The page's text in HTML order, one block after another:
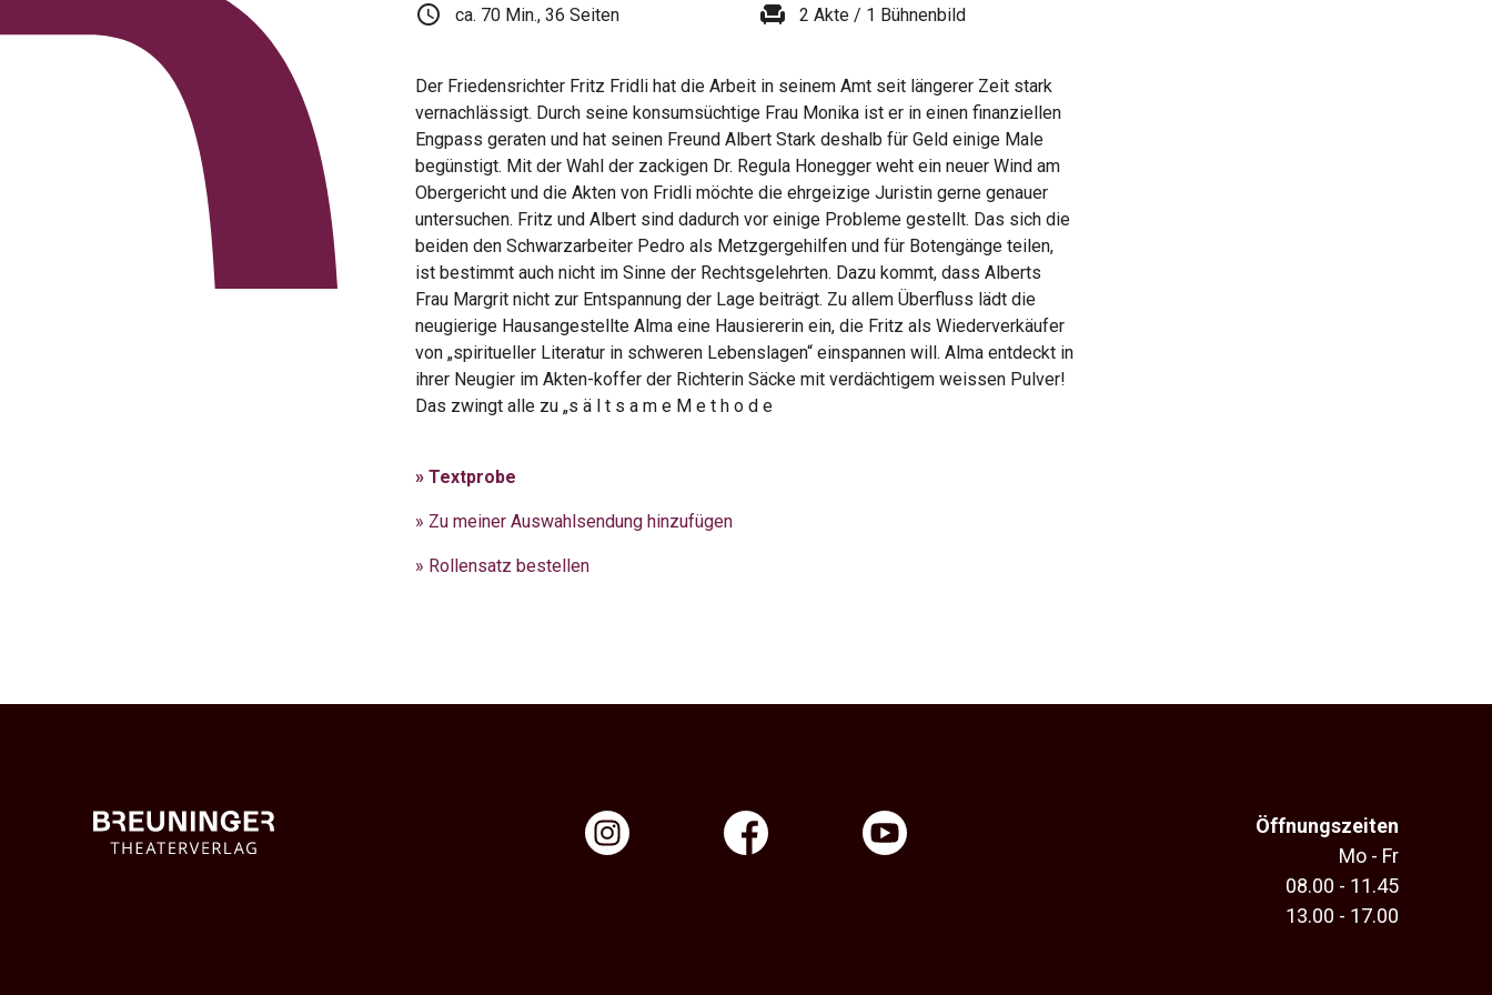
schedule ca. 70 Min., 36 Seiten chair 2 Akte / 1 Bühnenbild
Der Friedensrichter Fritz Fridli hat die Arbeit in seinem Amt seit längerer Zeit stark
vernachlässigt. Durch seine konsumsüchtige Frau Monika ist er in einen finanziellen
Engpass geraten und hat seinen Freund Albert Stark deshalb für Geld einige Male
begünstigt. Mit der Wahl der zackigen Dr. Regula Honegger weht ein neuer Wind am
Obergericht und die Akten von Fridli möchte die ehrgeizige Juristin gerne genauer
untersuchen. Fritz und Albert sind dadurch vor einige Probleme gestellt. Das sich die
beiden den Schwarzarbeiter Pedro als Metzgergehilfen und für Botengänge teilen,
ist bestimmt auch nicht im Sinne der Rechtsgelehrten. Dazu kommt, dass Alberts
Frau Margrit nicht zur Entspannung der Lage beiträgt. Zu allem Überfluss lädt die
neugierige Hausangestellte Alma eine Hausiererin ein, die Fritz als Wiederverkäufer
von „spiritueller Literatur in schweren Lebenslagen“ einspannen will. Alma entdeckt in
ihrer Neugier im Akten-koffer der Richterin Säcke mit verdächtigem weissen Pulver!
Das zwingt alle zu „s ä l t s a m e M e t h o d e
» Textprobe
» Zu meiner Auswahlsendung hinzufügen
» Rollensatz bestellen
Öffnungszeiten
Mo - Fr
08.00 - 11.45
13.00 - 17.00